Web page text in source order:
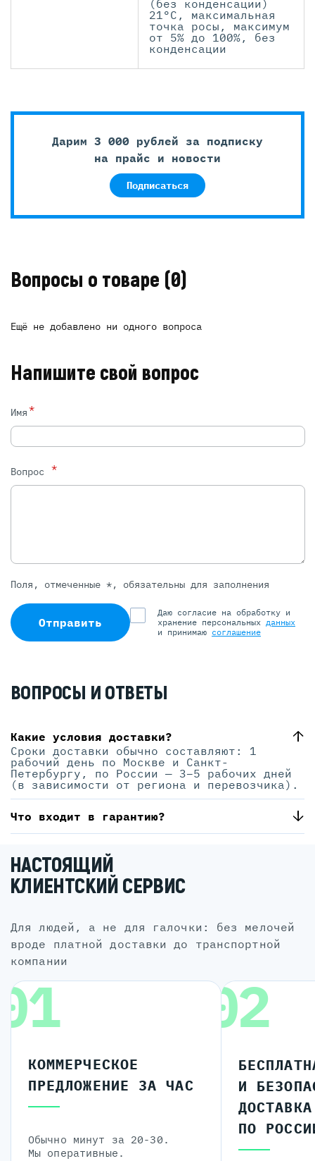
(без конденсации)
21°C, максимальная
точка росы, максимум
от 5% до 100%, без
конденсации
Дарим 3 000 рублей за подписку
на прайс и новости
Подписаться
Вопросы о товаре (0)
Ещё не добавлено ни одного вопроса
Напишите свой вопрос
Имя*
Вопрос *
Поля, отмеченные *, обязательны для заполнения
Отправить
Даю согласие на обработку и
хранение персональных данных
и принимаю соглашение
ВОПРОСЫ И ОТВЕТЫ
Какие условия доставки?
Сроки доставки обычно составляют: 1
рабочий день по Москве и Санкт-
Петербургу, по России — 3–5 рабочих дней
(в зависимости от региона и перевозчика).
Что входит в гарантию?
НАСТОЯЩИЙ
КЛИЕНТСКИЙ СЕРВИС
для людей, а не для галочки: без мелочей
вроде платной доставки до транспортной
компании
КОММЕРЧЕСКОЕ
ПРЕДЛОЖЕНИЕ ЗА ЧАС
Обычно минут за 20-30.
Мы оперативные.
02
И
ДОСТАВКА
ПО